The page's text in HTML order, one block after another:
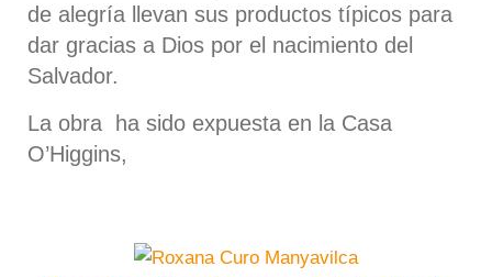
de alegría llevan sus productos típicos para
dar gracias a Dios por el nacimiento del
Salvador.
La obra ha sido expuesta en la Casa
O’Higgins,